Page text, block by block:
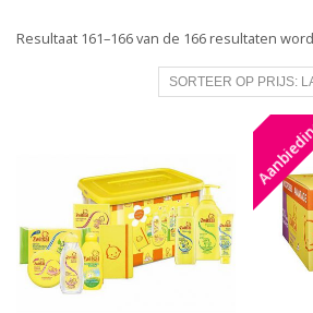
Resultaat 161–166 van de 166 resultaten